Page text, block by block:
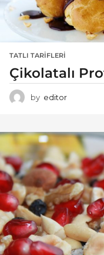
TATLI TARIFLERI
Çikolatalı
by editor